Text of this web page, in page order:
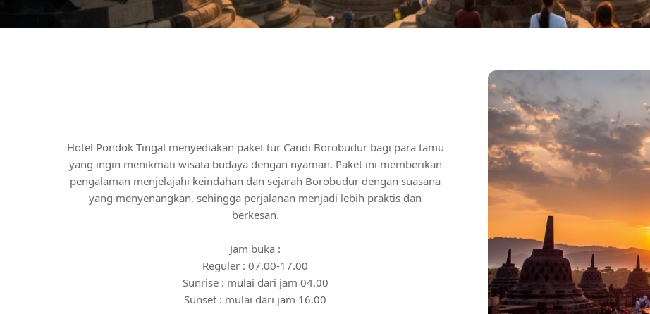
Hotel Pondok Tingal menyediakan paket tur Candi Borobudur bagi para tamu
yang ingin menikmati wisata budaya dengan nyaman. Paket ini memberikan
pengalaman menjelajahi keindahan dan sejarah Borobudur dengan suasana
yang menyenangkan, sehingga perjalanan menjadi lebih praktis dan
berkesan.
Jam buka :
Reguler : 07.00-17.00
Sunrise : mulai dari jam 04.00
Sunset : mulai dari jam 16.00